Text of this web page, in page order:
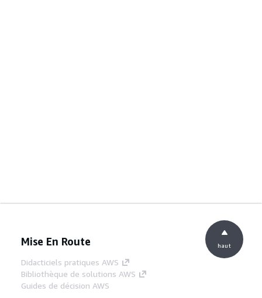
Mise En Route
Didacticiels pratiques AWS
Bibliothèque de solutions AWS
Guides de décision AWS
haut